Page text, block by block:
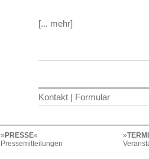
[... mehr]
Kontakt | Formular
»PRESSE«
Pressemitteilungen
»